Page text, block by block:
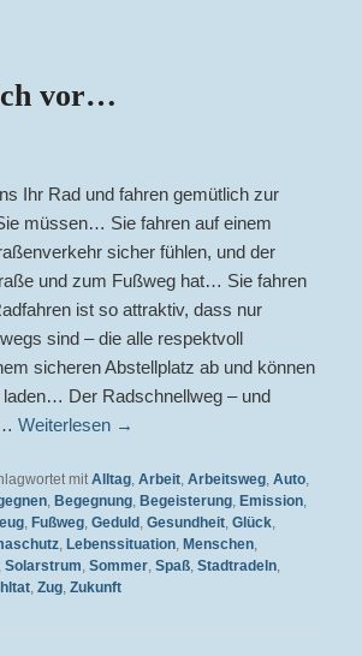
vor…
Ihr Rad und fahren gemütlich zur
müssen… Sie fahren auf einem
sicher fühlen, und der
und zum Fußweg hat… Sie fahren
ist so attraktiv, dass nur
sind – die alle respektvoll
sicheren Abstellplatz ab und können
Der Radschnellweg – und
Weiterlesen →
mit Alltag, Arbeit, Arbeitsweg, Auto,
, Begegnung, Begeisterung, Emission,
, Fußweg, Geduld , Gesundheit, Glück,
, Lebenssituation, Menschen,
, Solarstrum, Sommer, Spaß, Stadtradeln,
, Zug, Zukunft